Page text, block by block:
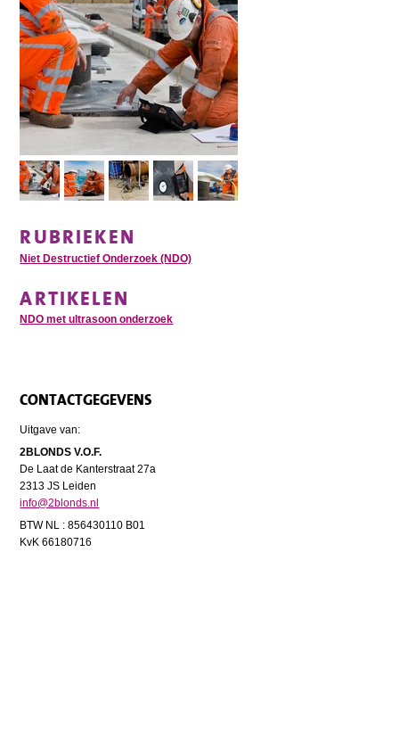
RUBRIEKEN
Niet Destructief Onderzoek (NDO)
ARTIKELEN
NDO met ultrasoon onderzoek
CONTACTGEGEVENS
Uitgave van:
2BLONDS V.O.F.
De Laat de Kanterstraat 27a
2313 JS Leiden
info@2blonds.nl
BTW NL : 856430110 B01
KvK 66180716